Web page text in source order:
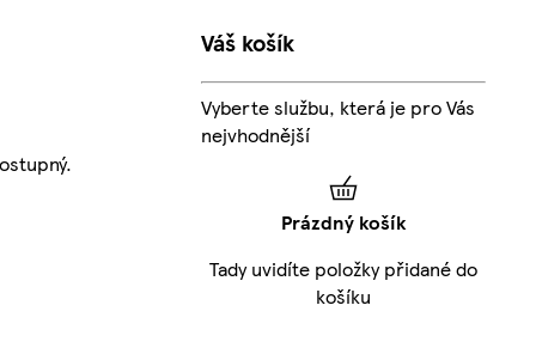
Váš košík
Vyberte službu, která je pro Vás
nejvhodnější
Prázdný košík
Tady uvidíte položky přidané do
košíku